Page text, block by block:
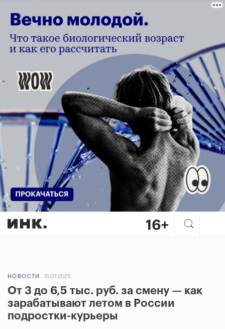
НОВОСТИ 15.07.2025
От 3 до 6,5 тыс. руб. за смену — как
зарабатывают летом в России
подростки-курьеры